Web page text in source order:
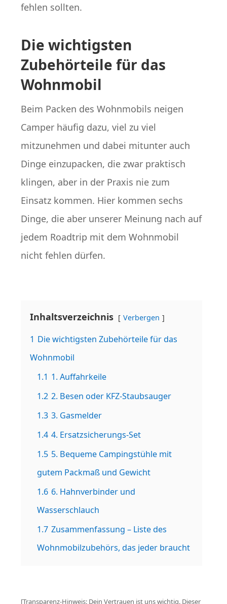
fehlen sollten.
Die wichtigsten
Zubehörteile für das
Wohnmobil
Beim Packen des Wohnmobils neigen
Camper häufig dazu, viel zu viel
mitzunehmen und dabei mitunter auch
Dinge einzupacken, die zwar praktisch
klingen, aber in der Praxis nie zum
Einsatz kommen. Hier kommen sechs
Dinge, die aber unserer Meinung nach auf
jedem Roadtrip mit dem Wohnmobil
nicht fehlen dürfen.
Inhaltsverzeichnis Verbergen
1 Die wichtigsten Zubehörteile für das
Wohnmobil
1.1 1. Auffahrkeile
1.2 2. Besen oder KFZ-Staubsauger
1.3 3. Gasmelder
1.4 4. Ersatzsicherungs-Set
1.5 5. Bequeme Campingstühle mit
gutem Packmaß und Gewicht
1.6 6. Hahnverbinder und
Wasserschlauch
1.7 Zusammenfassung – Liste des
Wohnmobilzubehörs, das jeder braucht
[Transparenz-Hinweis: Dein Vertrauen ist uns wichtig. Dieser